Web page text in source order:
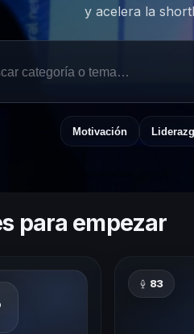
y acelera la
Motivación
para empezar
83